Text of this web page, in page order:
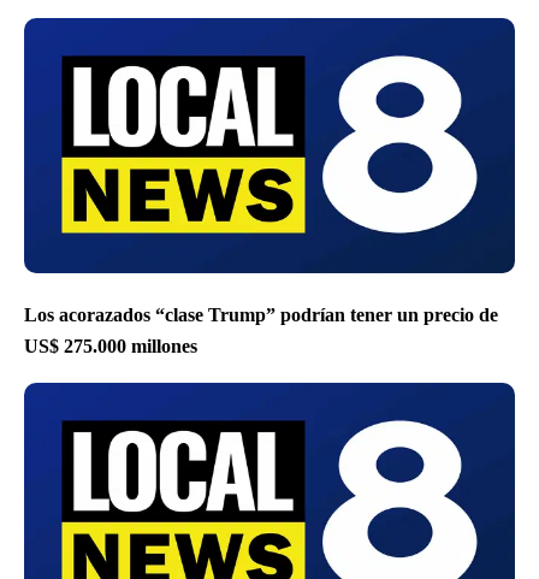
Los acorazados “clase Trump” podrían tener un precio de
US$ 275.000 millones